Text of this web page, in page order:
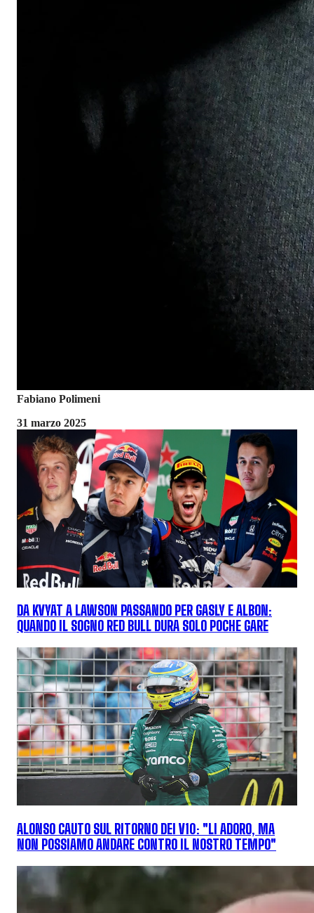
Fabiano Polimeni
31 marzo 2025
DA KVYAT A LAWSON PASSANDO PER GASLY E ALBON:
QUANDO IL SOGNO RED BULL DURA SOLO POCHE GARE
ALONSO CAUTO SUL RITORNO DEI V10: "LI ADORO, MA
NON POSSIAMO ANDARE CONTRO IL NOSTRO TEMPO"